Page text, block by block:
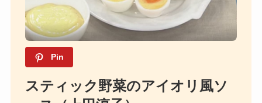
Pin
スティック野菜のアイオリ風ソ